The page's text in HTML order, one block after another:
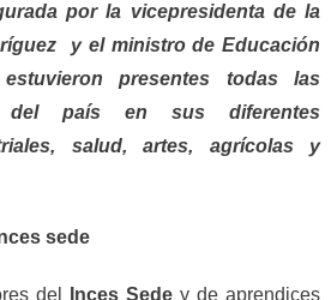
por la vicepresidenta de la
y el ministro de Educación
presentes todas las
del país en sus diferentes
salud, artes, agrícolas y
sede
del Inces Sede y de aprendices